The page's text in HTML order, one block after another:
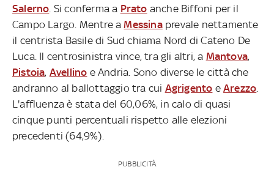
Salerno . Si conferma a Prato anche Biffoni per il
Campo Largo. Mentre aMessinaprevale nettamente
il centrista Basile di Sud chiama Nord di Cateno De
Luca. Il centrosinistra vince, tra gli altri, a Mantova,
Pistoia, Avellino e Andria. Sono diverse le città che
andranno al ballottaggio tra cui Agrigento eArezzo
L'affluenza è stata del 60,06%, in calo di quasi
cinque punti percentuali rispetto alle elezioni
precedenti (64,9%).
PUBBLICITÀ